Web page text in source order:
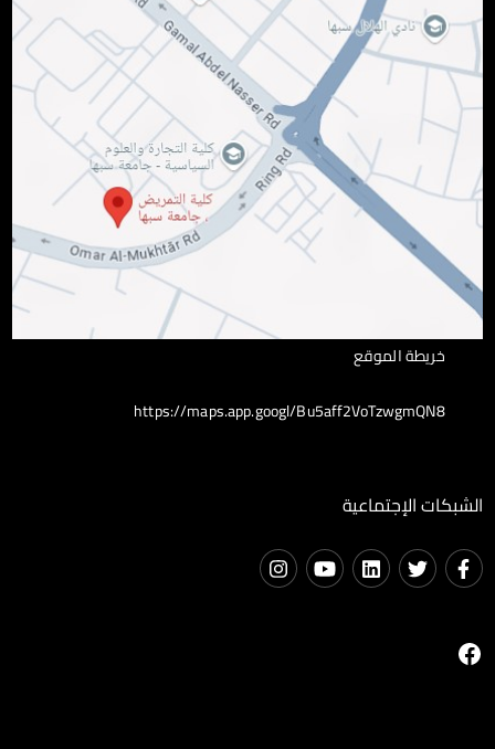
خريطة الموقع
https://maps.app.googl/Bu5aff2VoTzwgmQN8
الشبكات الإجتماعية
فيسبوك